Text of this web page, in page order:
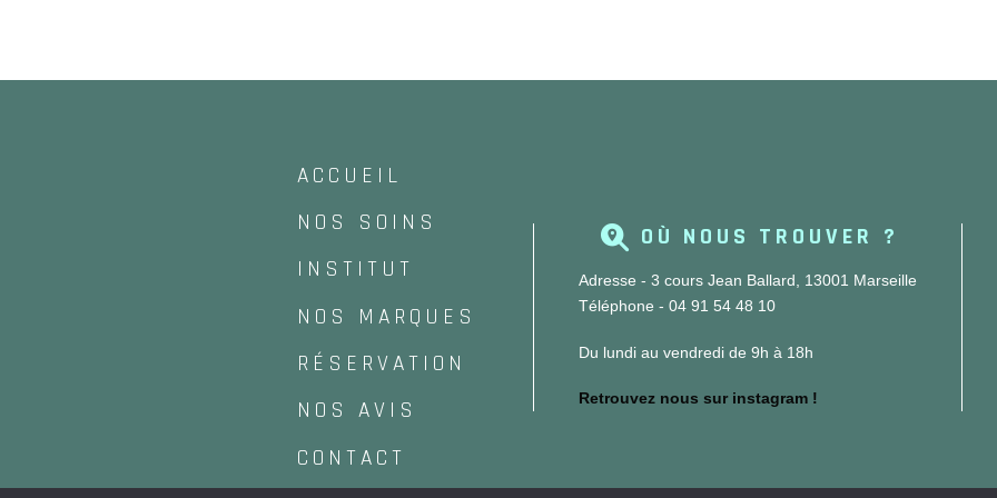
ACCUEIL
NOS SOINS
INSTITUT
NOS MARQUES
RÉSERVATION
NOS AVIS
CONTACT
OÙ NOUS TROUVER ?
Adresse - 3 cours Jean Ballard, 13001 Marseille
Téléphone - 04 91 54 48 10
Du lundi au vendredi de 9h à 18h
Retrouvez nous sur instagram !